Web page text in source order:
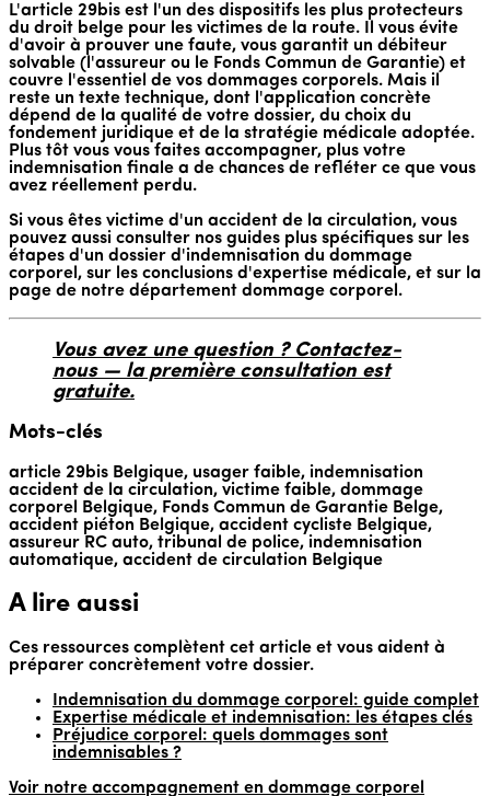
L'article 29bis est l'un des dispositifs les plus protecteurs
du droit belge pour les victimes de la route. Il vous évite
d'avoir à prouver une faute, vous garantit un débiteur
solvable (l'assureur ou le Fonds Commun de Garantie) et
couvre l'essentiel de vos dommages corporels. Mais il
reste un texte technique, dont l'application concrète
dépend de la qualité de votre dossier, du choix du
fondement juridique et de la stratégie médicale adoptée.
Plus tôt vous vous faites accompagner, plus votre
indemnisation finale a de chances de refléter ce que vous
avez réellement perdu.
Si vous êtes victime d'un accident de la circulation, vous
pouvez aussi consulter nos guides plus spécifiques sur les
étapes d'un dossier d'indemnisation du dommage
corporel, sur les conclusions d'expertise médicale, et sur la
page de notre département dommage corporel.
Vous avez une question ? Contactez-
nous — la première consultation est
gratuite.
Mots-clés
article 29bis Belgique, usager faible, indemnisation
accident de la circulation, victime faible, dommage
corporel Belgique, Fonds Commun de Garantie Belge,
accident piéton Belgique, accident cycliste Belgique,
assureur RC auto, tribunal de police, indemnisation
automatique, accident de circulation Belgique
A lire aussi
Ces ressources complètent cet article et vous aident à
préparer concrètement votre dossier.
Indemnisation du dommage corporel: guide complet
Expertise médicale et indemnisation: les étapes clés
Préjudice corporel: quels dommages sont
indemnisables ?
Voir notre accompagnement en dommage corporel